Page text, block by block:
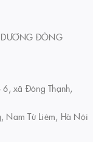
DƯƠNG ĐÔNG
xã Đông Thạnh,
Nam Từ Liêm, Hà Nội